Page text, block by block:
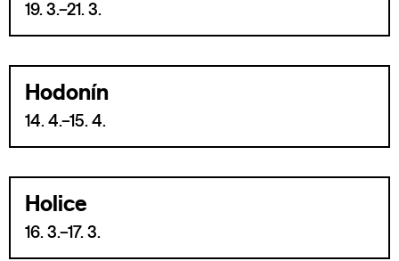
19. 3.–21. 3.
Hodonín
14. 4.–15. 4.
Holice
16. 3.–17. 3.